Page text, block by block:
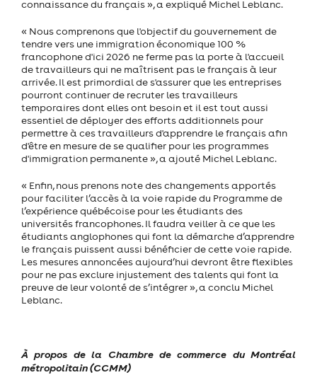
connaissance du français », a expliqué Michel Leblanc.
« Nous comprenons que l'objectif du gouvernement de
tendre vers une immigration économique 100 %
francophone d'ici 2026 ne ferme pas la porte à l'accueil
de travailleurs qui ne maîtrisent pas le français à leur
arrivée. Il est primordial de s'assurer que les entreprises
pourront continuer de recruter les travailleurs
temporaires dont elles ont besoin et il est tout aussi
essentiel de déployer des efforts additionnels pour
permettre à ces travailleurs d'apprendre le français afin
d'être en mesure de se qualifier pour les programmes
d'immigration permanente », a ajouté Michel Leblanc.
« Enfin, nous prenons note des changements apportés
pour faciliter l’accès à la voie rapide du Programme de
l’expérience québécoise pour les étudiants des
universités francophones. Il faudra veiller à ce que les
étudiants anglophones qui font la démarche d’apprendre
le français puissent aussi bénéficier de cette voie rapide.
Les mesures annoncées aujourd’hui devront être flexibles
pour ne pas exclure injustement des talents qui font la
preuve de leur volonté de s’intégrer », a conclu Michel
Leblanc.
À propos de la Chambre de commerce du Montréal
métropolitain (CCMM)